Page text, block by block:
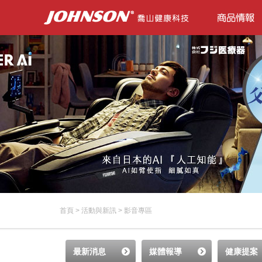
首頁 > 活動與新訊 > 影音專區
最新消息 媒體報導 健康提案